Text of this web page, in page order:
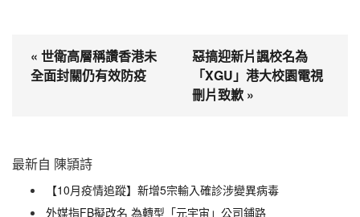
« 世衛高層稱讚香港未
全面封關仍有效防疫
惡搞迎新片諷校名為
「XGU」港大校園電視
刪片致歉 »
最新自 陳頴詩
【10月疫情追蹤】新增5宗輸入確診涉變異病毒
外媒指FB擬改名 為轉型「元宇宙」公司鋪路